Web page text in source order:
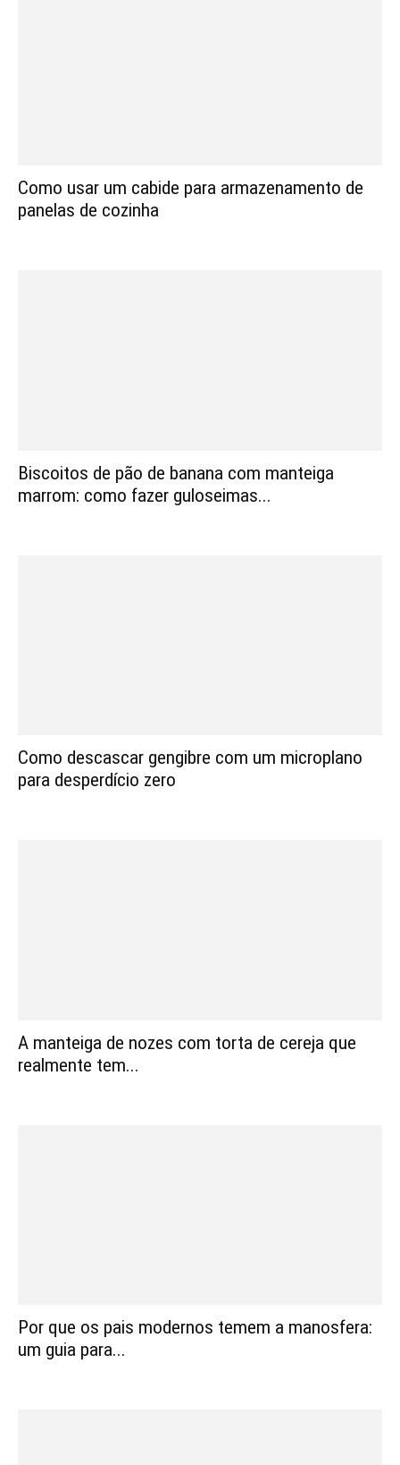
Como usar um cabide para armazenamento de
panelas de cozinha
Biscoitos de pão de banana com manteiga
marrom: como fazer guloseimas...
Como descascar gengibre com um microplano
para desperdício zero
A manteiga de nozes com torta de cereja que
realmente tem...
Por que os pais modernos temem a manosfera:
um guia para...